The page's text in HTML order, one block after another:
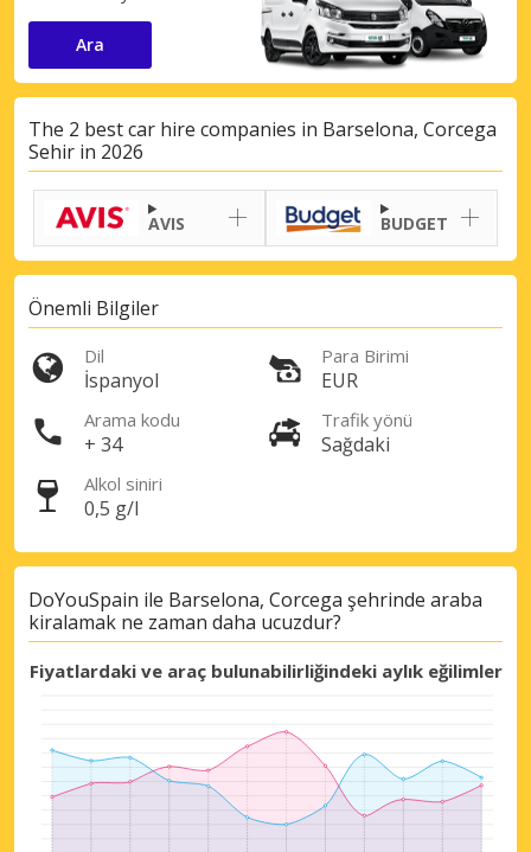
Büyük tasarruflar
Özel iş ortağı tekliflerine erişim sağlayın
eLink ile giriş yap
Ara
The 2 best car hire companies in Barselona, Corcega
Sehir in 2026
AVIS BUDGET
Önemli Bilgiler
Dil
İspanyol
Para Birimi
EUR
Arama kodu
+ 34
Trafik yönü
Sağdaki
Alkol siniri
0,5 g/l
DoYouSpain ile Barselona, Corcega şehrinde araba
kiralamak ne zaman daha ucuzdur?
Fiyatlardaki ve araç bulunabilirliğindeki aylık eğilimler